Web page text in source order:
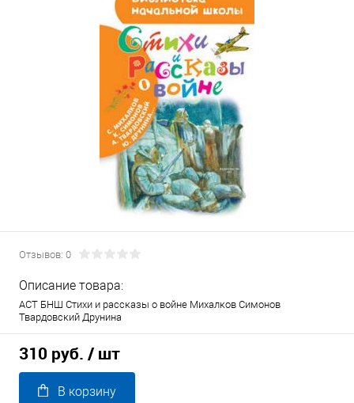
Отзывов: 0
Описание товара:
АСТ БНШ Стихи и рассказы о войне Михалков Симонов
Твардовский Друнина
310 руб. / шт
В корзину